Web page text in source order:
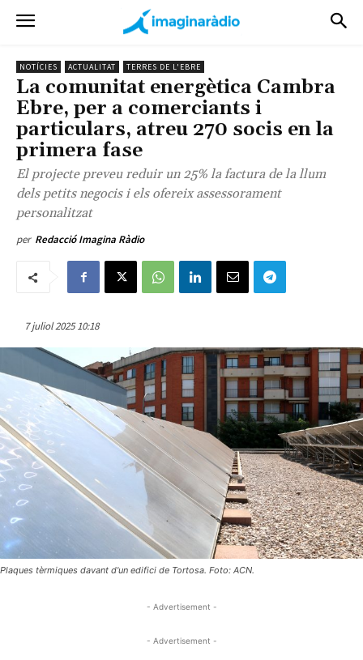
NOTÍCIES ACTUALITAT TERRES DE L'EBRE
La comunitat energètica Cambra
Ebre, per a comerciants i
particulars, atreu 270 socis en la
primera fase
El projecte preveu reduir un 25% la factura de la llum
dels petits negocis i els ofereix assessorament
personalitzat
per Redacció Imagina Ràdio
7 juliol 2025 10:18
Plaques tèrmiques davant d'un edifici de Tortosa. Foto: ACN.
- Advertisement -
- Advertisement -